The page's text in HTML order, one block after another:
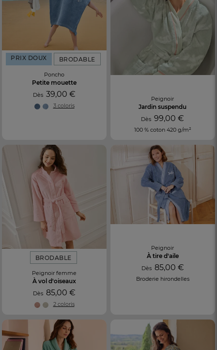
PRIX DOUX BRODABLE
Poncho
Petite mouette
Dès39,00 €
3 coloris
Peignoir
Jardin suspendu
Dès99,00 €
100 % coton 420 g/m²
BRODABLE
Peignoir femme
À vol d'oiseaux
Dès85,00 €
2 coloris
Peignoir
À tire d'aile
Dès 85,00 €
Broderie hirondelles